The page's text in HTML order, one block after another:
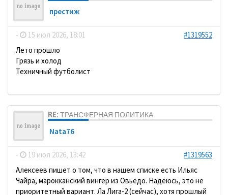
престиж
- 15 июл 2026, 18:01
#1319552
Лето прошло
Грязь и холод
Техничный футболист
RE: ТРАНСФЕРНАЯ ПОЛИТИКА
Nata76
- 19 июл 2026, 13:42
#1319563
Алексеев пишет о том, что в нашем списке есть Ильяс
Чайра, марокканский вингер из Овьедо. Надеюсь, это не
приоритетный вариант. Ла Лига-2 (сейчас), хотя прошлый